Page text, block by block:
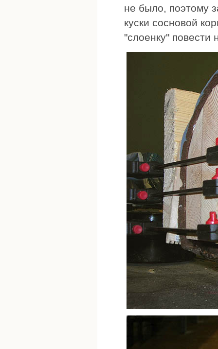
не было, поэтому
куски сосновой
"слоенку" повести